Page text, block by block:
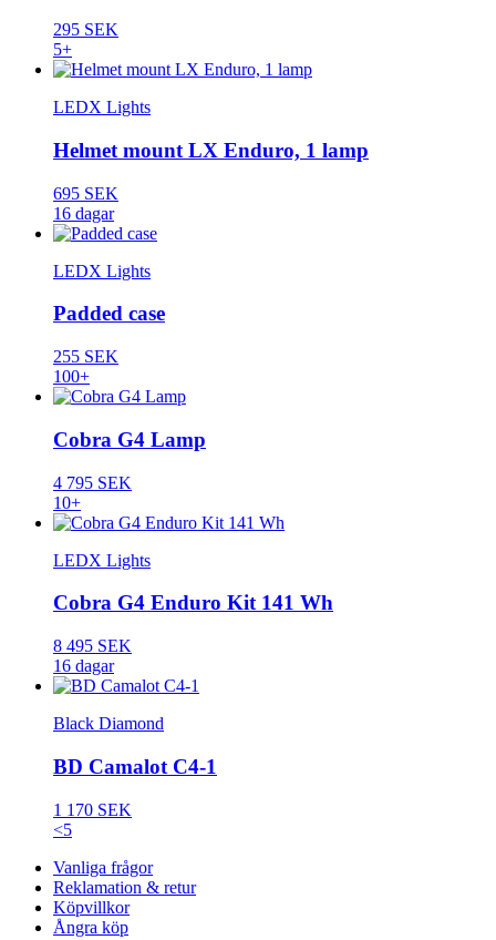
295 SEK
5+
LEDX Lights
Helmet mount LX Enduro, 1 lamp
695 SEK
16 dagar
LEDX Lights
Padded case
255 SEK
100+
Cobra G4 Lamp
4 795 SEK
10+
LEDX Lights
Cobra G4 Enduro Kit 141 Wh
8 495 SEK
16 dagar
Black Diamond
BD Camalot C4-1
1 170 SEK
<5
Vanliga frågor
Reklamation & retur
Köpvillkor
Ångra köp